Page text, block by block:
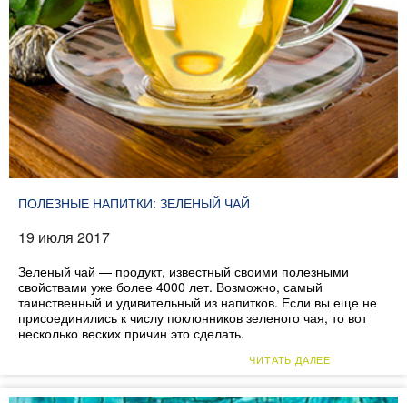
ПОЛЕЗНЫЕ НАПИТКИ: ЗЕЛЕНЫЙ ЧАЙ
19 июля 2017
Зеленый чай — продукт, известный своими полезными
свойствами уже более 4000 лет. Возможно, самый
таинственный и удивительный из напитков. Если вы еще не
присоединились к числу поклонников зеленого чая, то вот
несколько веских причин это сделать.
ЧИТАТЬ ДАЛЕЕ